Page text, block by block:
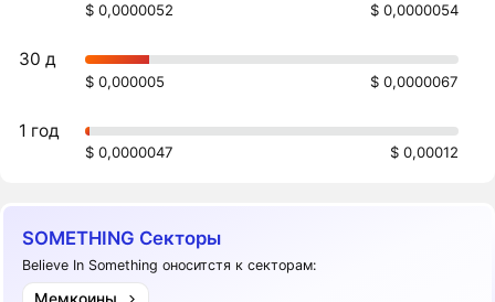
$ 0,0000052 $ 0,0000054
30 д
$ 0,000005 $ 0,0000067
1 год
$ 0,0000047 $ 0,00012
SOMETHING Секторы
Believe In Something оноситстя к секторам:
Мемкоины